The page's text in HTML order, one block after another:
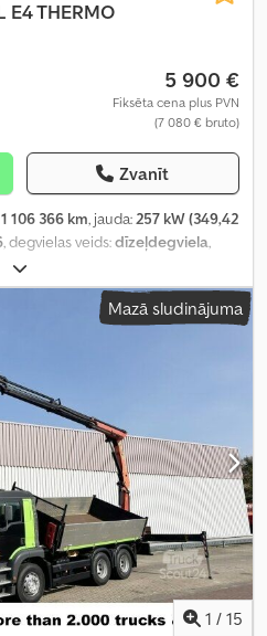
E4 THERMO
5 900 €
Fiksēta cena plus PVN
(7 080 € bruto)
Zvanīt
1 106 366 km, jauda:257 kW (349,42
, degvielas veids:dīzeļdegviela,
, Aprīkojums:
Mazā sludinājuma
1 / 15